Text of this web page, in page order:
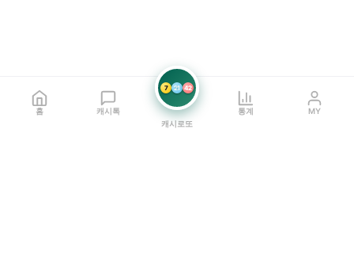
홈 캐시톡
7 21 42
캐시로또
통계 MY